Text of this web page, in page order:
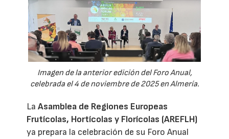
Imagen de la anterior edición del Foro Anual,
celebrada el 4 de noviembre de 2025 en Almería.
LaAsamblea de Regiones Europeas
Frutícolas, Hortícolas y Florícolas (AREFLH)
ya prepara la celebración de su Foro Anual